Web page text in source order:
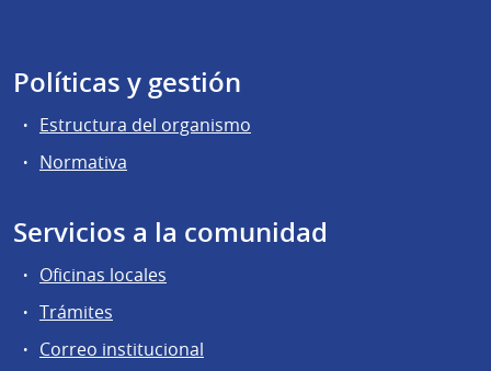
Políticas y gestión
Estructura del organismo
Normativa
Servicios a la comunidad
Oficinas locales
Trámites
Correo institucional